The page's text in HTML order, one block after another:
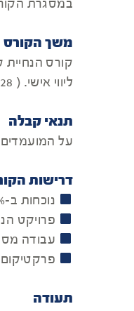
במסגרת
משך הקורס
ליווי אישי. ( 128 שעות אקדמיות למידה פרונטלית)
תנאי קבלה
על המועמדים
דרישות
נוכחות ב-80% מהמפגשים והשתתפות פעילה בהם
פרויקט
עבודה
פרקטיקום
תעודה